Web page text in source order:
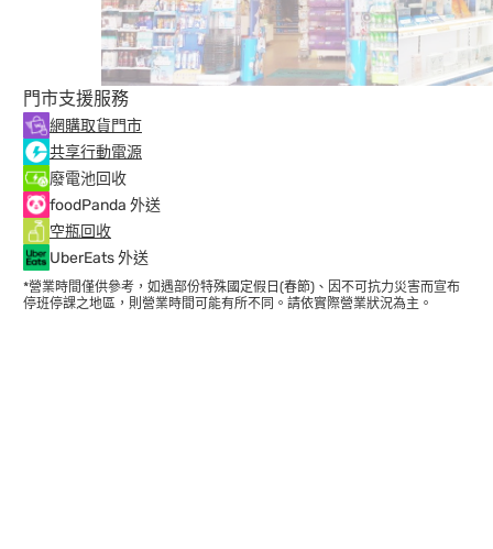
門市支援服務
網購取貨門市
共享行動電源
廢電池回收
foodPanda 外送
空瓶回收
UberEats 外送
*營業時間僅供參考，如遇部份特殊國定假日(春節)、因不可抗力災害而宣布
停班停課之地區，則營業時間可能有所不同。請依實際營業狀況為主。